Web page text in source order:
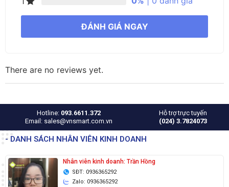
ĐÁNH GIÁ NGAY
There are no reviews yet.
Hotline: 093.6611.372
Email: sales@vnsmart.com.vn
Hỗ trợ trực tuyến
(024) 3.7824073
- DANH SÁCH NHÂN VIÊN KINH DOANH
Nhân viên kinh doanh: Trần Hồng
SĐT: 0936365292
Zalo: 0936365292